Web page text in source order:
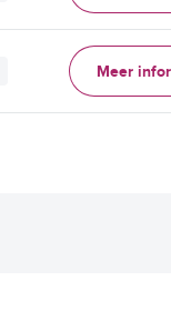
Meer